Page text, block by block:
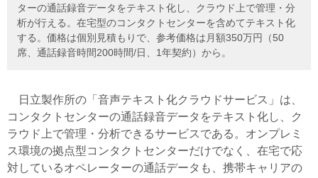
ターの通話録音データをテキスト化し、クラウド上で管理・分
析が行える。在宅型のコンタクトセンターを含めてテキスト化
する。価格は個別見積もりで、参考価格は月額350万円（50
席、通話録音時間200時間/日、1年契約）から。
日立製作所の「音声テキスト化クラウドサービス」は、
コンタクトセンターの通話録音データをテキスト化し、ク
ラウド上で管理・分析できるサービスである。オンプレミ
ス環境の拠点型コンタクトセンターだけでなく、在宅で応
対しているオペレーターの通話データも、携帯キャリアの